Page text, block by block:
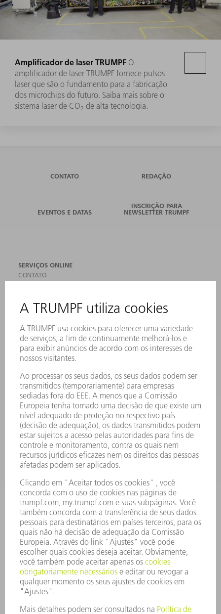
Amplificador de laser TRUMPF O
amplificador de laser TRUMPF fornece pulsos
laser que são o fundamento para a fabricação
dos microchips do futuro. Saiba mais sobre o
sistema laser de CO2 de alta tecnologia.
CONTATO REDAÇÃO
EVENTOS E DATAS
INSCRIÇÃO PARA
NEWSLETTER TRUMPF
SERVIÇOS ONLINE
CONTATO
ASSINATURA DA NEWSLETTER
MYTRUMPF
FICHAS DE DADOS DE SEGURANÇA
PRODUTOS
MÁQUINAS & SISTEMAS
LASER
FERRAMENTAS ELÉTRICAS
SMART FACTORY
SOFTWARE
SERVIÇOS
APLICAÇÕES
SETORES
EMPRESA
CARREIRA
OFERTAS DE EMPREGO
PERFIL DA EMPRESA
RELATÓRIO FINANCEIRO ANUAL
PRINCÍPIOS EMPRESARIAIS
COMPLIANCE
SISTEMA DE DENÚNCIAS
SEGURANÇA
COMUNICADOS À IMPRENSA
REVISTAS
SUSTENTABILIDADE
MEIO AMBIENTE E CLIMA
SOCIAL E CORPORATIVO
ADMINISTRAÇÃO EMPRESARIAL